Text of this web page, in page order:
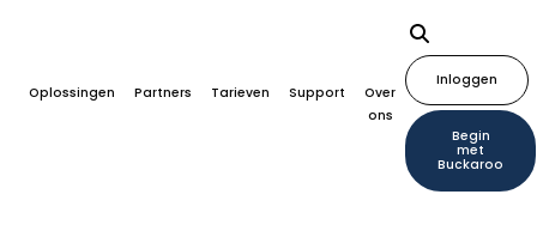
Oplossingen Partners Tarieven Support
Over
ons
Inloggen
Begin
met
Buckaroo